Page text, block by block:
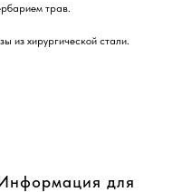
трав.
из хирургической стали.
для